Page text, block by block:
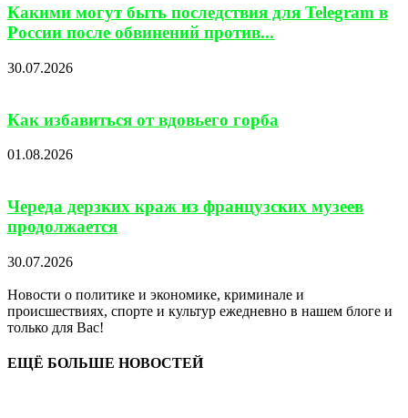
Какими могут быть последствия для Telegram в
России после обвинений против...
30.07.2026
Как избавиться от вдовьего горба
01.08.2026
Череда дерзких краж из французских музеев
продолжается
30.07.2026
Новости о политике и экономике, криминале и
происшествиях, спорте и культур ежедневно в нашем блоге и
только для Вас!
ЕЩЁ БОЛЬШЕ НОВОСТЕЙ